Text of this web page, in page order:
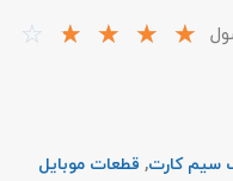
☆
☆
☆
☆
☆
سیم کارت, قطعات موبایل